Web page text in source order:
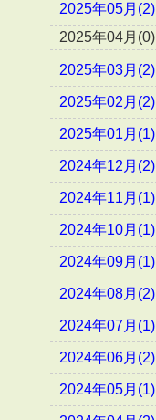
2025年05月(2)
2025年04月(0)
2025年03月(2)
2025年02月(2)
2025年01月(1)
2024年12月(2)
2024年11月(1)
2024年10月(1)
2024年09月(1)
2024年08月(2)
2024年07月(1)
2024年06月(2)
2024年05月(1)